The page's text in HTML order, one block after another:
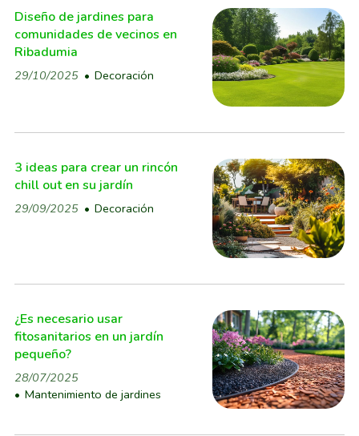
Diseño de jardines para
comunidades de vecinos en
Ribadumia
29/10/2025 Decoración
3 ideas para crear un rincón
chill out en su jardín
29/09/2025 Decoración
¿Es necesario usar
fitosanitarios en un jardín
pequeño?
28/07/2025
Mantenimiento de jardines